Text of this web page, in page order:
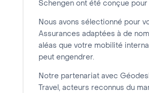
Schengen ont été conçue pour
Nous avons sélectionné pour
Assurances adaptées à de
aléas que votre mobilité
peut engendrer.
Notre partenariat avec
Travel, acteurs reconnus du